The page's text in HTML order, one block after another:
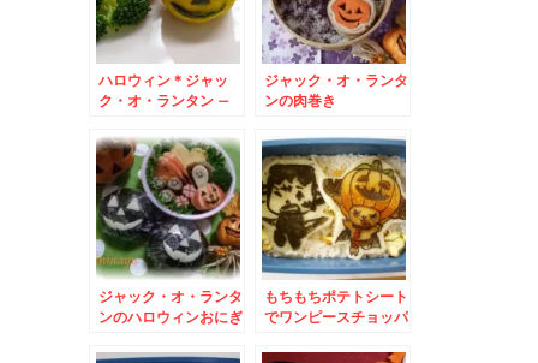
ハロウィン＊ジャッ
ク・オ・ランタン –
かぼちゃとチーズ★
ジャック・オ・ランタ
ンの肉巻き
ジャック・オ・ランタ
ンのハロウィンおにぎ
もちもちポテトシート
でワンピースチョッパ